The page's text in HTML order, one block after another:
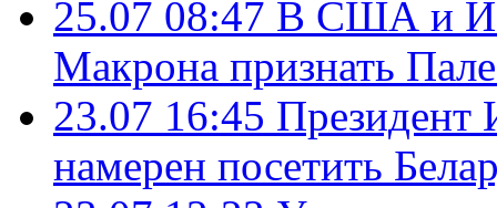
25.07 08:47 В США и
Макрона признать
23.07 16:45 Президент
намерен посетить